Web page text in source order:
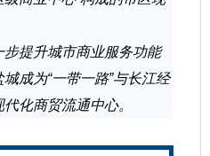
提升城市商业服务功能
城成为“一带一路”与长江经
化商贸流通中心。